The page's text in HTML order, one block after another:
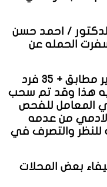
/ احمد حسن
الحمله عن
اولا /تم ضبط ١٠٠ كجم مانجو غير مطابق + ٣٥ فرد
هذا وقد تم سحب
المعامل للفحص
الادمي من عدمه
للنظر والتصرف في
بعض المحلات